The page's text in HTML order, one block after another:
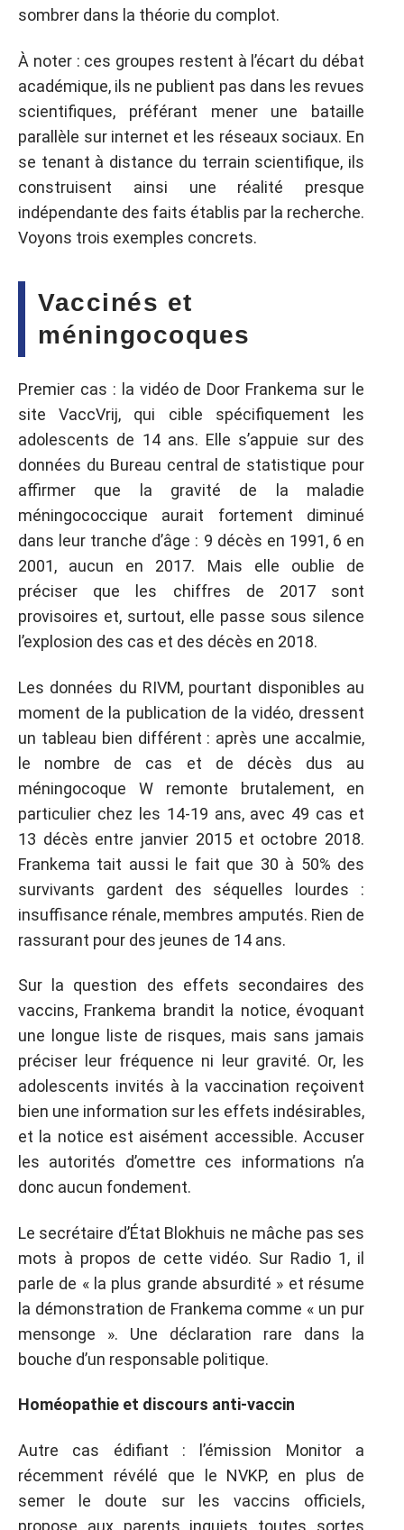
sombrer dans la théorie du complot.
À noter : ces groupes restent à l’écart du débat
académique, ils ne publient pas dans les revues
scientifiques, préférant mener une bataille
parallèle sur internet et les réseaux sociaux. En
se tenant à distance du terrain scientifique, ils
construisent ainsi une réalité presque
indépendante des faits établis par la recherche.
Voyons trois exemples concrets.
Vaccinés et
méningocoques
Premier cas : la vidéo de Door Frankema sur le
site VaccVrij, qui cible spécifiquement les
adolescents de 14 ans. Elle s’appuie sur des
données du Bureau central de statistique pour
affirmer que la gravité de la maladie
méningococcique aurait fortement diminué
dans leur tranche d’âge : 9 décès en 1991, 6 en
2001, aucun en 2017. Mais elle oublie de
préciser que les chiffres de 2017 sont
provisoires et, surtout, elle passe sous silence
l’explosion des cas et des décès en 2018.
Les données du RIVM, pourtant disponibles au
moment de la publication de la vidéo, dressent
un tableau bien différent : après une accalmie,
le nombre de cas et de décès dus au
méningocoque W remonte brutalement, en
particulier chez les 14-19 ans, avec 49 cas et
13 décès entre janvier 2015 et octobre 2018.
Frankema tait aussi le fait que 30 à 50% des
survivants gardent des séquelles lourdes :
insuffisance rénale, membres amputés. Rien de
rassurant pour des jeunes de 14 ans.
Sur la question des effets secondaires des
vaccins, Frankema brandit la notice, évoquant
une longue liste de risques, mais sans jamais
préciser leur fréquence ni leur gravité. Or, les
adolescents invités à la vaccination reçoivent
bien une information sur les effets indésirables,
et la notice est aisément accessible. Accuser
les autorités d’omettre ces informations n’a
donc aucun fondement.
Le secrétaire d’État Blokhuis ne mâche pas ses
mots à propos de cette vidéo. Sur Radio 1, il
parle de « la plus grande absurdité » et résume
la démonstration de Frankema comme « un pur
mensonge ». Une déclaration rare dans la
bouche d’un responsable politique.
Homéopathie et discours anti-vaccin
Autre cas édifiant : l’émission Monitor a
récemment révélé que le NVKP, en plus de
semer le doute sur les vaccins officiels,
propose aux parents inquiets toutes sortes